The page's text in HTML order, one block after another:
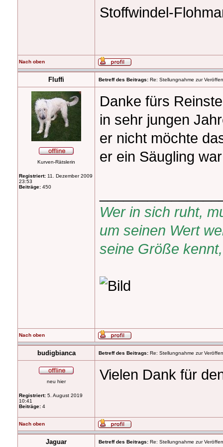
Stoffwindel-
Nach oben
Fluffi Betreff des Beitrags: Re: Stellungnahme zur
Kurven-Rätslerin
Registriert: 11. Dezember 2009
23:53
Beiträge: 450
Danke fürs
in sehr jungen
er nicht möchte
er ein Säugling
Wer in sich ruht,
um seinen Wert
seine Größe
Nach oben
budigbianca Betreff des Beitrags: Re: Stellungnahme zur
neu hier
Registriert: 5. August 2019
10:41
Beiträge: 4
Vielen Dank für
Nach oben
Jaguar Betreff des Beitrags: Re: Stellungnahme zur